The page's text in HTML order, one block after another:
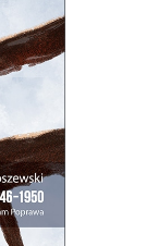
Skąd